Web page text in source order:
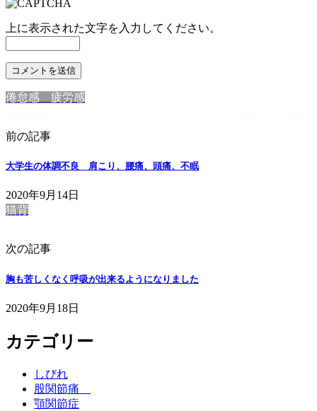
上に表示された文字を入力してください。
倦怠感 疲労感
前の記事
大学生の体調不良 肩こり、腰痛、頭痛、不眠
2020年9月14日
猫背
次の記事
胸も苦しくなく呼吸が出来るようになりました
2020年9月18日
カテゴリー
しびれ
股関節痛
顎関節症